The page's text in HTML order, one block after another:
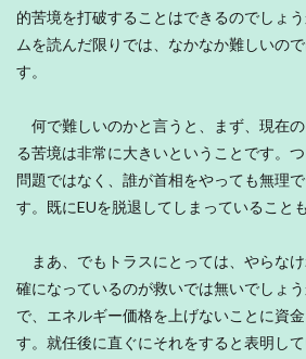
的苦境を打破することはできるのでしょ
ムを読んだ限りでは、なかなか難しいの
す。
何で難しいのかと言うと、まず、現在
る苦境は非常に大きいということです。
問題ではなく、誰が首相をやっても無理
す。既にEUを脱退してしまっていること
まあ、でもトラスにとっては、やらな
確になっているのが救いでは無いでしょ
で、エネルギー価格を上げないことに資
す。就任後に直ぐにそれをすると表明し